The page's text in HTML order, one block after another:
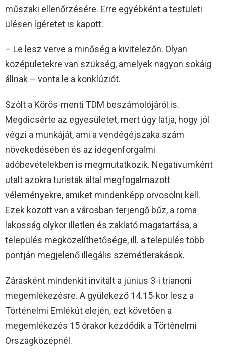
műszaki ellenőrzésére. Erre egyébként a testületi
ülésen ígéretet is kapott.
– Le lesz verve a minőség a kivitelezőn. Olyan
középületekre van szükség, amelyek nagyon sokáig
állnak – vonta le a konklúziót.
Szólt a Körös-menti TDM beszámolójáról is.
Megdicsérte az egyesületet, mert úgy látja, hogy jól
végzi a munkáját, ami a vendégéjszaka szám
növekedésében és az idegenforgalmi
adóbevételekben is megmutatkozik. Negatívumként
utalt azokra turisták által megfogalmazott
véleményekre, amiket mindenképp orvosolni kell.
Ezek között van a városban terjengő bűz, a roma
lakosság olykor illetlen és zaklató magatartása, a
település megközelíthetősége, ill. a település több
pontján megjelenő illegális szemétlerakások.
Zárásként mindenkit invitált a június 3-i trianoni
megemlékezésre. A gyülekező 14.15-kor lesz a
Történelmi Emlékút elején, ezt követően a
megemlékezés 15 órakor kezdődik a Történelmi
Országközépnél.